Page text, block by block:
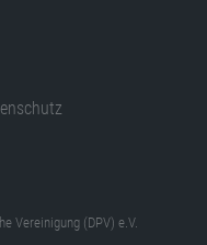
Vereinigung (DPV) e.V.